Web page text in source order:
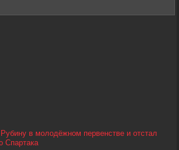
в молодёжном первенстве и отстал
Спартака